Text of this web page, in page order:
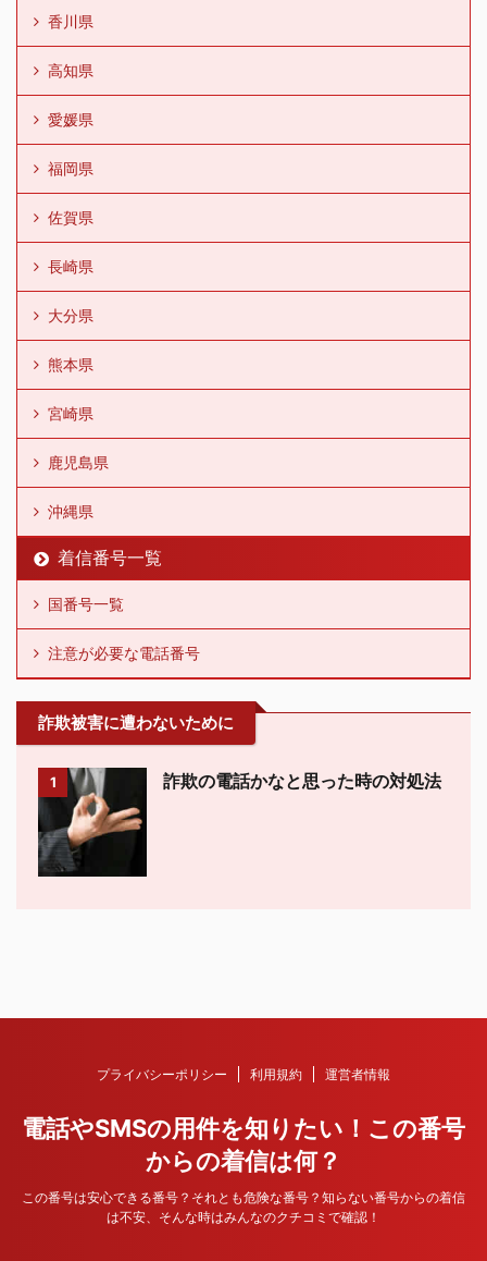
香川県
高知県
愛媛県
福岡県
佐賀県
長崎県
大分県
熊本県
宮崎県
鹿児島県
沖縄県
着信番号一覧
国番号一覧
注意が必要な電話番号
詐欺被害に遭わないために
1 詐欺の電話かなと思った時の対処法
プライバシーポリシー 利用規約 運営者情報
電話やSMSの用件を知りたい！この番号
からの着信は何？
この番号は安心できる番号？それとも危険な番号？知らない番号からの着信
は不安、そんな時はみんなのクチコミで確認！
© 2026 電話やSMSの用件を知りたい！この番号からの着信は何？